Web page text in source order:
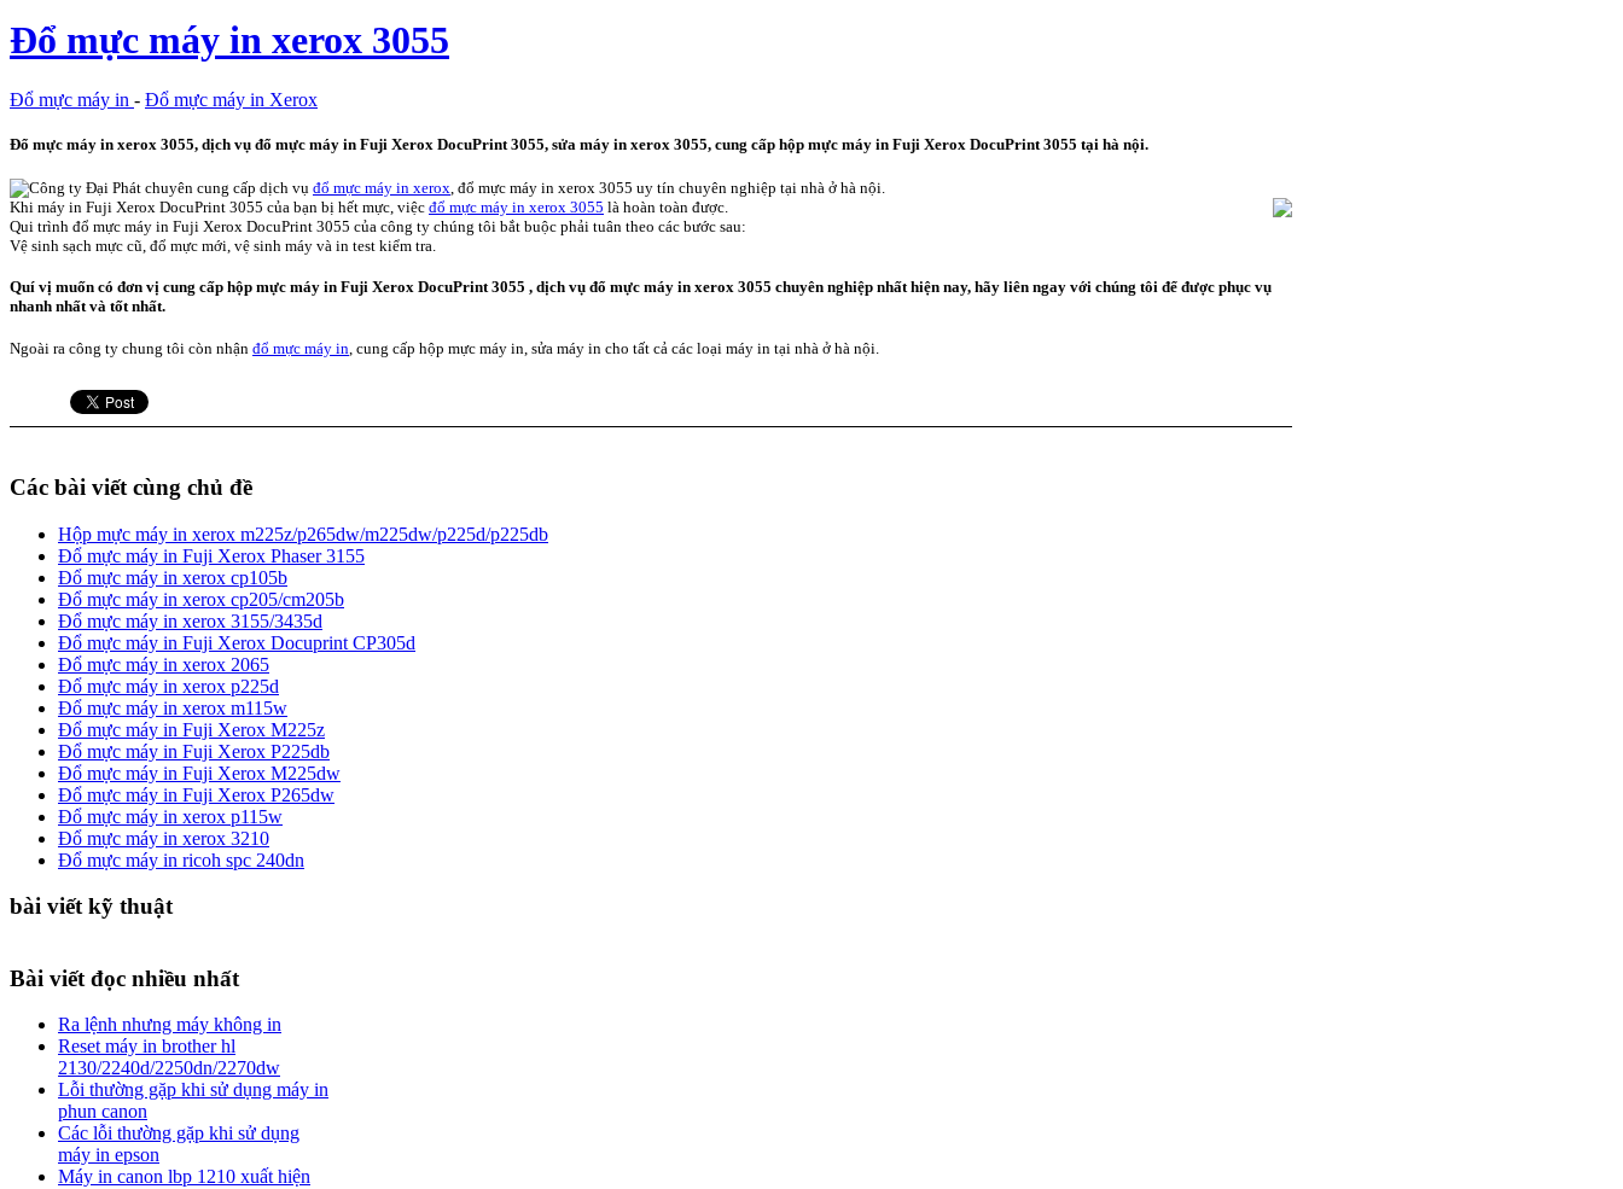
Đổ mực máy in xerox 3055
Đổ mực máy in - Đổ mực máy in Xerox
Đổ mực máy in xerox 3055, dịch vụ đổ mực máy in Fuji Xerox DocuPrint 3055, sửa máy in xerox 3055, cung cấp hộp mực máy in Fuji Xerox DocuPrint 3055 tại hà nội.
Công ty Đại Phát chuyên cung cấp dịch vụ đổ mực máy in xerox , đổ mực máy in xerox 3055 uy tín chuyên nghiệp tại nhà ở hà nội.
Khi máy in Fuji Xerox DocuPrint 3055 của bạn bị hết mực, việc đổ mực máy in xerox 3055 là hoàn toàn được.
Qui trình đổ mực máy in Fuji Xerox DocuPrint 3055 của công ty chúng tôi bắt buộc phải tuân theo các bước sau:
Vệ sinh sạch mực cũ, đổ mực mới, vệ sinh máy và in test kiểm tra.
Quí vị muốn có đơn vị cung cấp hộp mực máy in Fuji Xerox DocuPrint 3055 , dịch vụ đổ mực máy in xerox 3055 chuyên nghiệp nhất hiện nay, hãy liên ngay với chúng tôi để được phục vụ
nhanh nhất và tốt nhất.
Ngoài ra công ty chung tôi còn nhận đổ mực máy in, cung cấp hộp mực máy in, sửa máy in cho tất cả các loại máy in tại nhà ở hà nội.
Các bài viết cùng chủ đề
Hộp mực máy in xerox m225z/p265dw/m225dw/p225d/p225db
Đổ mực máy in Fuji Xerox Phaser 3155
Đổ mực máy in xerox cp105b
Đổ mực máy in xerox cp205/cm205b
Đổ mực máy in xerox 3155/3435d
Đổ mực máy in Fuji Xerox Docuprint CP305d
Đổ mực máy in xerox 2065
Đổ mực máy in xerox p225d
Đổ mực máy in xerox m115w
Đổ mực máy in Fuji Xerox M225z
Đổ mực máy in Fuji Xerox P225db
Đổ mực máy in Fuji Xerox M225dw
Đổ mực máy in Fuji Xerox P265dw
Đổ mực máy in xerox p115w
Đổ mực máy in xerox 3210
Đổ mực máy in ricoh spc 240dn
bài viết kỹ thuật
Bài viết đọc nhiều nhất
Ra lệnh nhưng máy không in
Reset máy in brother hl
2130/2240d/2250dn/2270dw
Lỗi thường gặp khi sử dụng máy in
phun canon
Các lỗi thường gặp khi sử dụng
máy in epson
Máy in canon lbp 1210 xuất hiện